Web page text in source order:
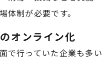
体制が必要です。
オンライン化
で行っていた企業も多い